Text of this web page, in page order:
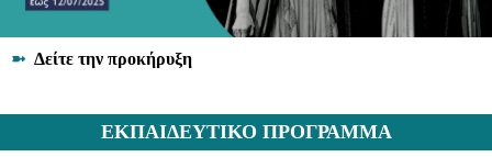
➼ Δείτε την προκήρυξη
ΕΚΠΑΙΔΕΥΤΙΚΟ ΠΡΟΓΡΑΜΜΑ